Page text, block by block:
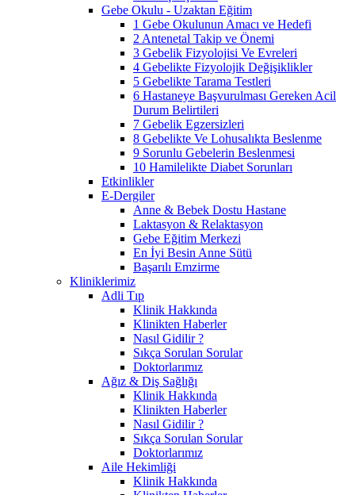
Gebe Okulu - Uzaktan Eğitim
1 Gebe Okulunun Amacı ve Hedefi
2 Antenetal Takip ve Önemi
3 Gebelik Fizyolojisi Ve Evreleri
4 Gebelikte Fizyolojik Değişiklikler
5 Gebelikte Tarama Testleri
6 Hastaneye Başvurulması Gereken Acil
Durum Belirtileri
7 Gebelik Egzersizleri
8 Gebelikte Ve Lohusalıkta Beslenme
9 Sorunlu Gebelerin Beslenmesi
10 Hamilelikte Diabet Sorunları
Etkinlikler
E-Dergiler
Anne & Bebek Dostu Hastane
Laktasyon & Relaktasyon
Gebe Eğitim Merkezi
En İyi Besin Anne Sütü
Başarılı Emzirme
Kliniklerimiz
Adli Tıp
Klinik Hakkında
Klinikten Haberler
Nasıl Gidilir ?
Sıkça Sorulan Sorular
Doktorlarımız
Ağız & Diş Sağlığı
Klinik Hakkında
Klinikten Haberler
Nasıl Gidilir ?
Sıkça Sorulan Sorular
Doktorlarımız
Aile Hekimliği
Klinik Hakkında